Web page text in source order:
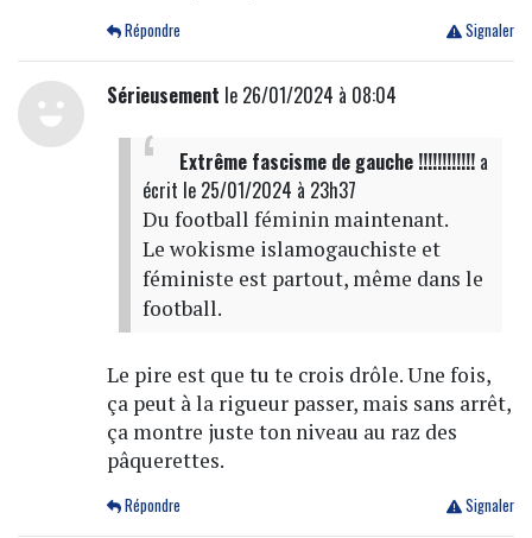
Signaler
Répondre
Sérieusement le 26/01/2024 à 08:04
Extrême fascisme de gauche !!!!!!!!!!!!a
écrit le 25/01/2024 à 23h37
Du football féminin maintenant.
Le wokisme islamogauchiste et
féministe est partout, même dans le
football.
Le pire est que tu te crois drôle. Une fois,
ça peut à la rigueur passer, mais sans arrêt,
ça montre juste ton niveau au raz des
pâquerettes.
Signaler
Répondre